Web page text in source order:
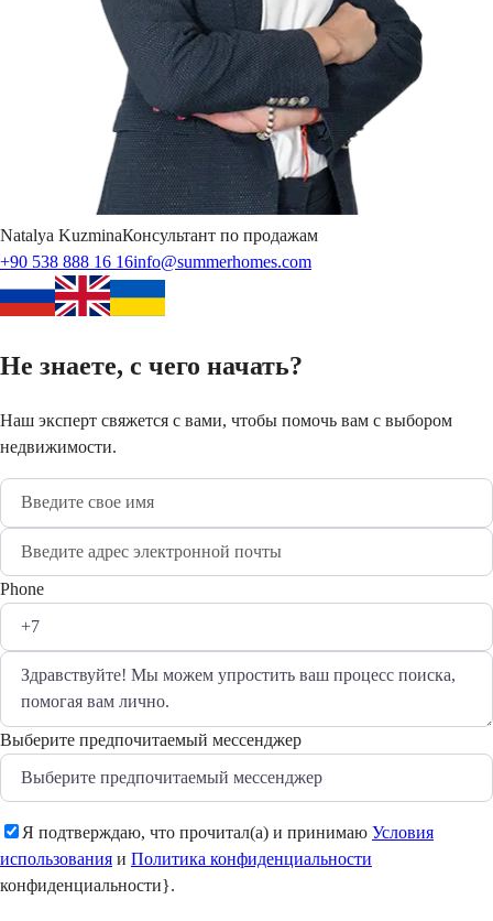
Natalya KuzminaКонсультант по продажам
+90 538 888 16 16info@summerhomes.com
Не знаете, с чего начать?
Наш эксперт свяжется с вами, чтобы помочь вам с выбором
недвижимости.
Phone
Выберите предпочитаемый мессенджер
Я подтверждаю, что прочитал(а) и принимаю Условия
использования и Политика конфиденциальности
конфиденциальности}.